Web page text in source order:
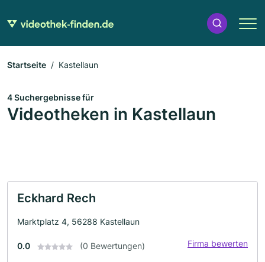
Startseite Kastellaun
4 Suchergebnisse für
Videotheken in Kastellaun
Eckhard Rech
Marktplatz 4, 56288 Kastellaun
0.0 (0 Bewertungen) Firma bewerten